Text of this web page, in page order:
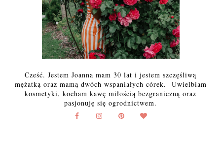
Cześć. Jestem Joanna mam 30 lat i jestem szczęśliwą
mężatką oraz mamą dwóch wspaniałych córek. Uwielbiam
kosmetyki, kocham kawę miłością bezgraniczną oraz
pasjonuję się ogrodnictwem.